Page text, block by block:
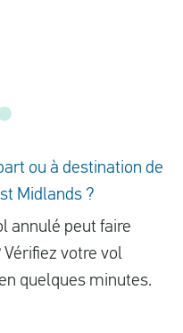
ou à destination de
Midlands ?
annulé peut faire
votre vol
quelques minutes.